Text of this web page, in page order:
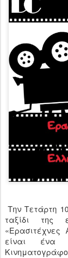
Την Τετάρτη
ταξίδι της
«Ερασιτέχνες
είναι ένα